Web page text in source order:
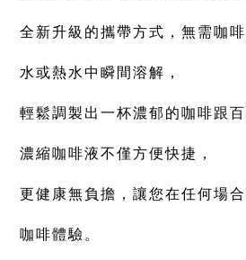
全新升級的攜帶方式，無需咖
水或熱水中瞬間溶解，
輕鬆調製出一杯濃郁的咖啡跟
濃縮咖啡液不僅方便快捷，
更健康無負擔， 讓您在任何場
咖啡體驗。